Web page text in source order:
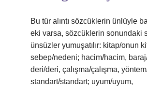
Bu tür alıntı sözcüklerin ünlüyle
eki varsa, sözcüklerin sonundaki
ünsüzler yumuşatılır: kitap/onun
sebep/nedeni; hacim/hacim,
deri/deri, çalışma/çalışma,
standart/standart; uyum/uyum,